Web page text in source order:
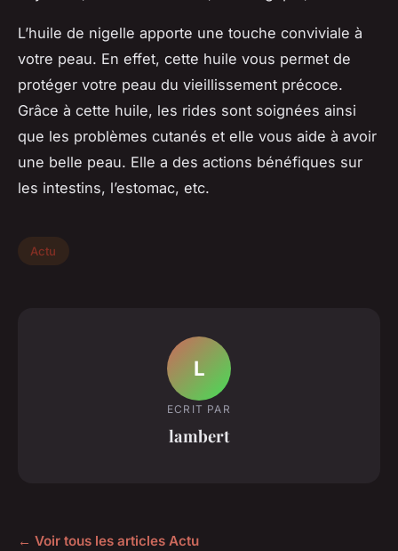
L’huile de nigelle apporte une touche conviviale à
votre peau. En effet, cette huile vous permet de
protéger votre peau du vieillissement précoce.
Grâce à cette huile, les rides sont soignées ainsi
que les problèmes cutanés et elle vous aide à avoir
une belle peau. Elle a des actions bénéfiques sur
les intestins, l’estomac, etc.
Actu
L
ECRIT PAR
lambert
← Voir tous les articles Actu